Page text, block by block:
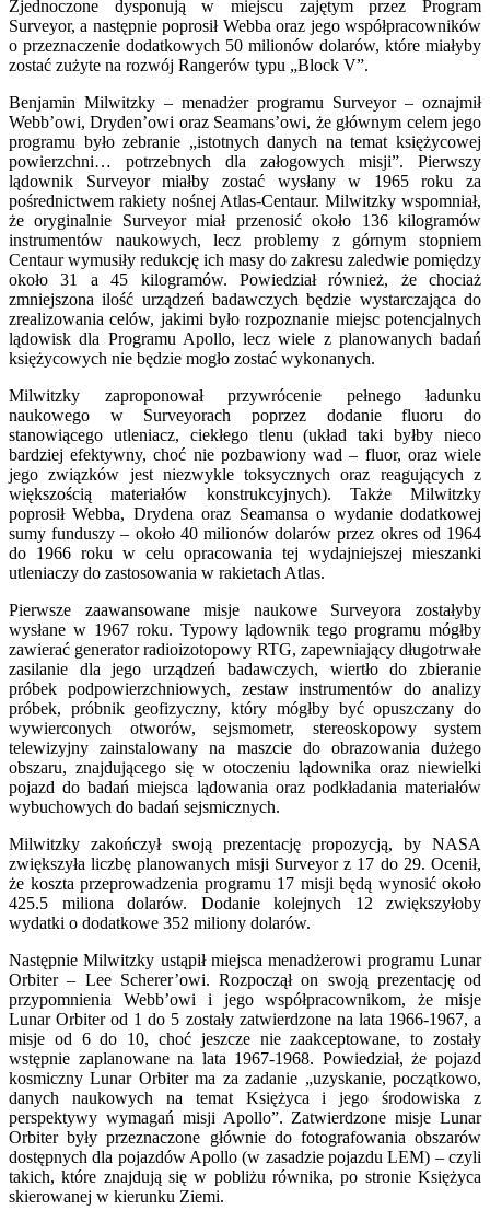
Zjednoczone dysponują w miejscu zajętym przez Program
Surveyor, a następnie poprosił Webba oraz jego współpracowników
o przeznaczenie dodatkowych 50 milionów dolarów, które miałyby
zostać zużyte na rozwój Rangerów typu „Block V”.
Benjamin Milwitzky – menadżer programu Surveyor – oznajmił
Webb’owi, Dryden’owi oraz Seamans’owi, że głównym celem jego
programu było zebranie „istotnych danych na temat księżycowej
powierzchni… potrzebnych dla załogowych misji”. Pierwszy
lądownik Surveyor miałby zostać wysłany w 1965 roku za
pośrednictwem rakiety nośnej Atlas-Centaur. Milwitzky wspomniał,
że oryginalnie Surveyor miał przenosić około 136 kilogramów
instrumentów naukowych, lecz problemy z górnym stopniem
Centaur wymusiły redukcję ich masy do zakresu zaledwie pomiędzy
około 31 a 45 kilogramów. Powiedział również, że chociaż
zmniejszona ilość urządzeń badawczych będzie wystarczająca do
zrealizowania celów, jakimi było rozpoznanie miejsc potencjalnych
lądowisk dla Programu Apollo, lecz wiele z planowanych badań
księżycowych nie będzie mogło zostać wykonanych.
Milwitzky zaproponował przywrócenie pełnego ładunku
naukowego w Surveyorach poprzez dodanie fluoru do
stanowiącego utleniacz, ciekłego tlenu (układ taki byłby nieco
bardziej efektywny, choć nie pozbawiony wad – fluor, oraz wiele
jego związków jest niezwykle toksycznych oraz reagujących z
większością materiałów konstrukcyjnych). Także Milwitzky
poprosił Webba, Drydena oraz Seamansa o wydanie dodatkowej
sumy funduszy – około 40 milionów dolarów przez okres od 1964
do 1966 roku w celu opracowania tej wydajniejszej mieszanki
utleniaczy do zastosowania w rakietach Atlas.
Pierwsze zaawansowane misje naukowe Surveyora zostałyby
wysłane w 1967 roku. Typowy lądownik tego programu mógłby
zawierać generator radioizotopowy RTG, zapewniający długotrwałe
zasilanie dla jego urządzeń badawczych, wiertło do zbieranie
próbek podpowierzchniowych, zestaw instrumentów do analizy
próbek, próbnik geofizyczny, który mógłby być opuszczany do
wywierconych otworów, sejsmometr, stereoskopowy system
telewizyjny zainstalowany na maszcie do obrazowania dużego
obszaru, znajdującego się w otoczeniu lądownika oraz niewielki
pojazd do badań miejsca lądowania oraz podkładania materiałów
wybuchowych do badań sejsmicznych.
Milwitzky zakończył swoją prezentację propozycją, by NASA
zwiększyła liczbę planowanych misji Surveyor z 17 do 29. Ocenił,
że koszta przeprowadzenia programu 17 misji będą wynosić około
425.5 miliona dolarów. Dodanie kolejnych 12 zwiększyłoby
wydatki o dodatkowe 352 miliony dolarów.
Następnie Milwitzky ustąpił miejsca menadżerowi programu Lunar
Orbiter – Lee Scherer’owi. Rozpoczął on swoją prezentację od
przypomnienia Webb’owi i jego współpracownikom, że misje
Lunar Orbiter od 1 do 5 zostały zatwierdzone na lata 1966-1967, a
misje od 6 do 10, choć jeszcze nie zaakceptowane, to zostały
wstępnie zaplanowane na lata 1967-1968. Powiedział, że pojazd
kosmiczny Lunar Orbiter ma za zadanie „uzyskanie, początkowo,
danych naukowych na temat Księżyca i jego środowiska z
perspektywy wymagań misji Apollo”. Zatwierdzone misje Lunar
Orbiter były przeznaczone głównie do fotografowania obszarów
dostępnych dla pojazdów Apollo (w zasadzie pojazdu LEM) – czyli
takich, które znajdują się w pobliżu równika, po stronie Księżyca
skierowanej w kierunku Ziemi.